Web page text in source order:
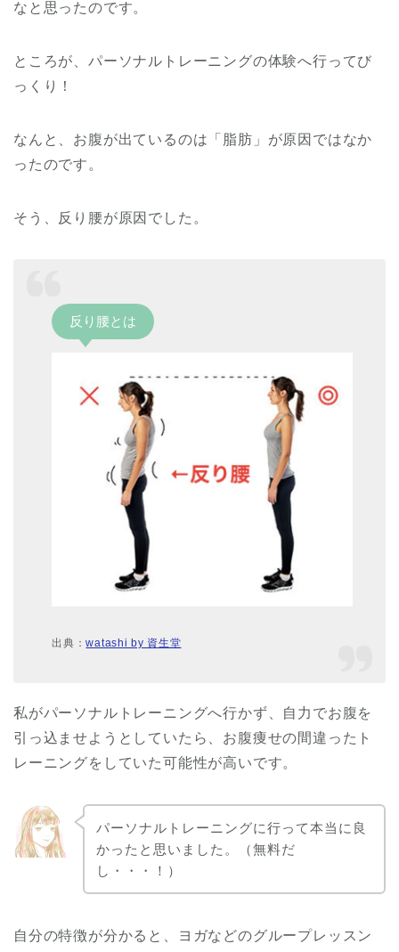
なと思ったのです。
ところが、パーソナルトレーニングの体験へ行ってび
っくり！
なんと、お腹が出ているのは「脂肪」が原因ではなか
ったのです。
そう、反り腰が原因でした。
反り腰とは
出典：watashi by 資生堂
私がパーソナルトレーニングへ行かず、自力でお腹を
引っ込ませようとしていたら、お腹痩せの間違ったト
レーニングをしていた可能性が高いです。
パーソナルトレーニングに行って本当に良
かったと思いました。（無料だ
し・・・！）
自分の特徴が分かると、ヨガなどのグループレッスン